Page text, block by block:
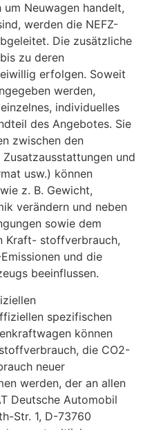
Neuwagen handelt,
werden die NEFZ-
Die zusätzliche
zu deren
erfolgen. Soweit
werden,
individuelles
des Angebotes. Sie
zwischen den
und
usw.) können
z. B. Gewicht,
verändern und neben
sowie dem
Kraft- stoffverbrauch,
und die
beeinflussen.
spezifischen
können
die CO2-
neuer
werden, der an allen
Deutsche Automobil
Str. 1, D-73760